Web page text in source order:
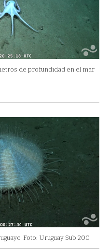
de profundidad en el mar
Foto: Uruguay Sub 200